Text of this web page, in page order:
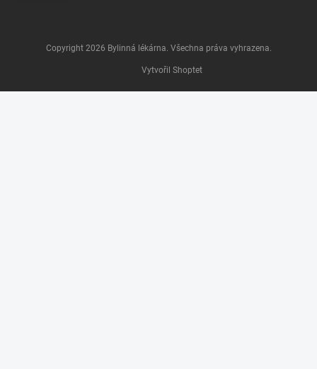
Vytvořil Shoptet
Copyright 2026 Bylinná lékárna . Všechna práva vyhrazena.